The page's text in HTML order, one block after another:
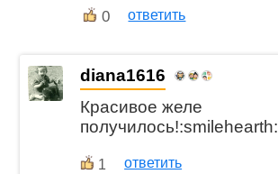
0 ответить
diana1616
Красивое желе
получилось!:smilehearth:
1 ответить